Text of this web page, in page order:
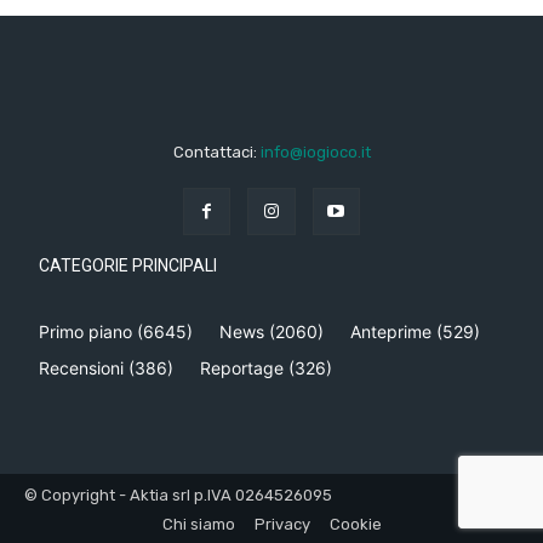
Contattaci: info@iogioco.it
CATEGORIE PRINCIPALI
Primo piano (6645) News (2060) Anteprime (529)
Recensioni (386) Reportage (326)
© Copyright - Aktia srl p.IVA 0264526095
Chi siamo
Privacy Cookie